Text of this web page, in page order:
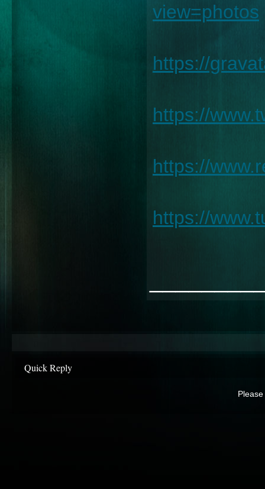
view=photos
https://
https://
https://
https://
Quick Reply